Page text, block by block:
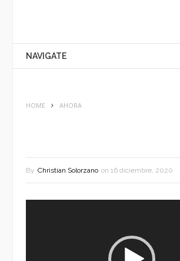
NAVIGATE
HOME AHORA
By Christian Solorzano on 16 diciembre, 2020